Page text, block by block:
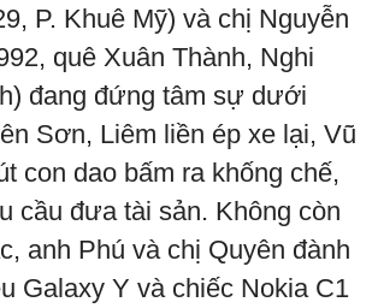
P. Khuê Mỹ) và chị Nguyễn
quê Xuân Thành, Nghi
đang đứng tâm sự dưới
Sơn, Liêm liền ép xe lại, Vũ
con dao bấm ra khống chế,
cầu đưa tài sản. Không còn
anh Phú và chị Quyên đành
Galaxy Y và chiếc Nokia C1